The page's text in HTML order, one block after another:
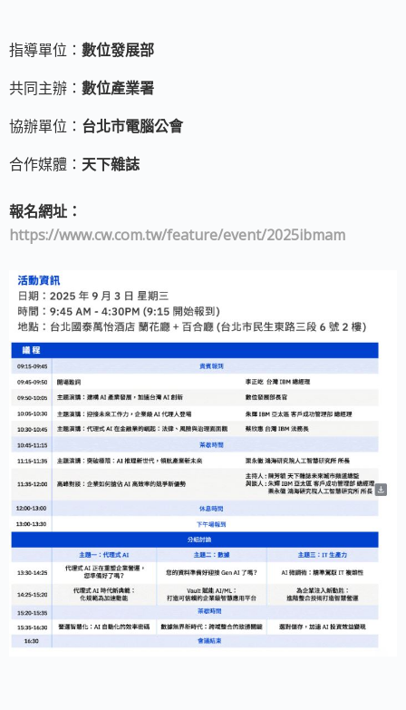
指導單位： 數位發展部
共同主辦： 數位產業署
協辦單位： 台北市電腦公會
合作媒體： 天下雜誌
報名網址：
https://www.cw.com.tw/feature/event/2025ibmam